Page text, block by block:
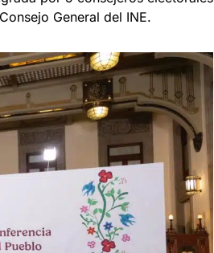
General del INE.